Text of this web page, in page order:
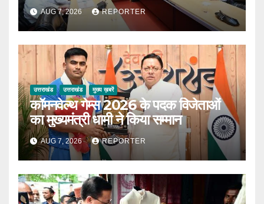
AUG 7, 2026 REPORTER
उत्तराखंड उत्तराखंड मुख्य ख़बरें
कॉमनवेल्थ गेम्स 2026 के पदक विजेताओं
का मुख्यमंत्री धामी ने किया सम्मान
AUG 7, 2026 REPORTER